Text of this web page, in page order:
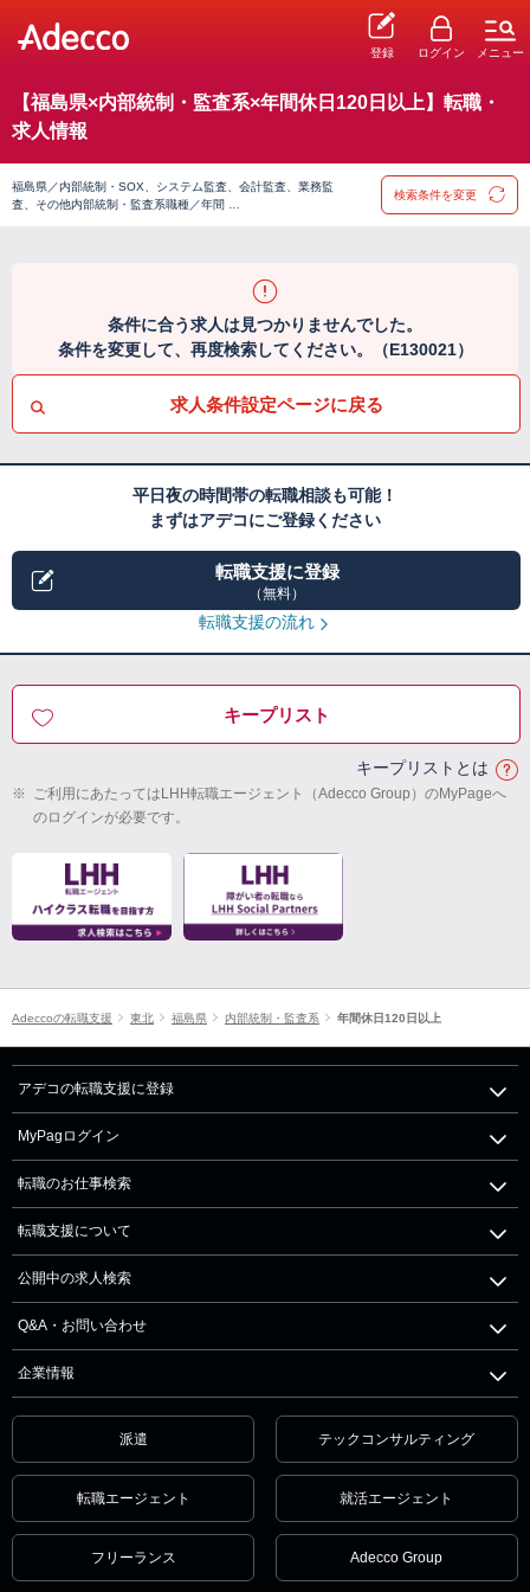
登録 ログイン メニュー
【福島県×内部統制・監査系×年間休日120日以上】転職・
求人情報
福島県／内部統制・SOX、システム監査、会計監査、業務監
査、その他内部統制・監査系職種／年間 …
検索条件を変更
条件に合う求人は見つかりませんでした。
条件を変更して、再度検索してください。（E130021）
求人条件設定ページに戻る
平日夜の時間帯の転職相談も可能！
まずはアデコにご登録ください
転職支援に登録
（無料）
転職支援の流れ
キープリスト
キープリストとは
※ ご利用にあたってはLHH転職エージェント（Adecco Group）のMyPageへ
のログインが必要です。
Adeccoの転職支援 東北 福島県 内部統制・監査系 年間休日120日以上
アデコの転職支援に登録
MyPagログイン
転職のお仕事検索
転職支援について
公開中の求人検索
Q&A・お問い合わせ
企業情報
派遣 テックコンサルティング
転職エージェント 就活エージェント
フリーランス Adecco Group